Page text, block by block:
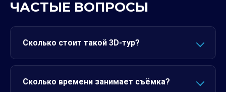
ЧАСТЫЕ ВОПРОСЫ
Сколько стоит такой 3D-тур?
Сколько времени занимает съёмка?